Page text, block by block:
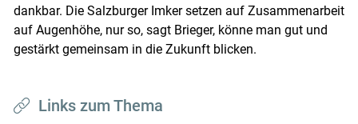
dankbar. Die Salzburger Imker setzen auf Zusammenarbeit
auf Augenhöhe, nur so, sagt Brieger, könne man gut und
gestärkt gemeinsam in die Zukunft blicken.
Links zum Thema